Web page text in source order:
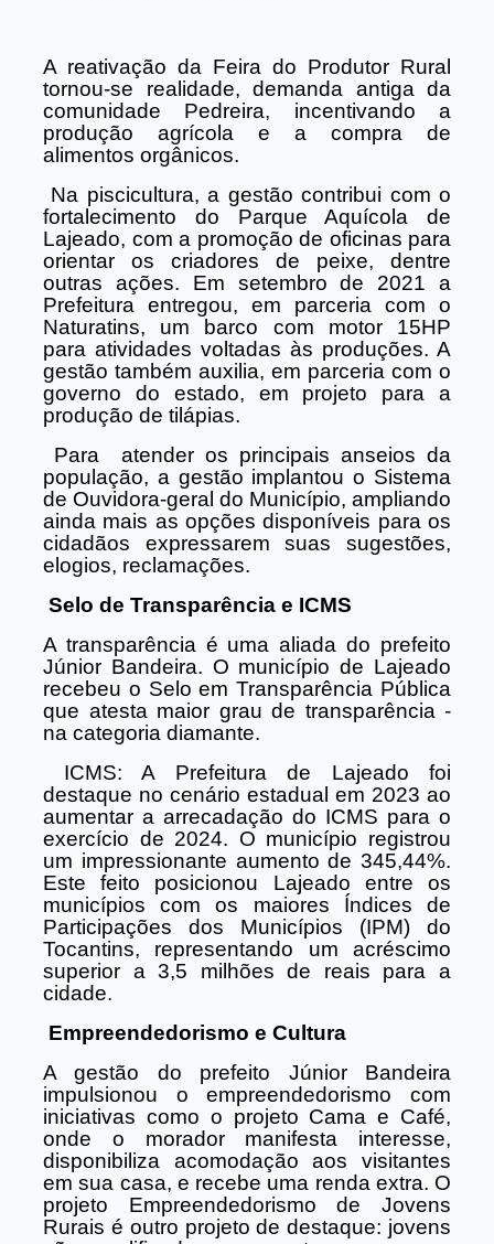
A reativação da Feira do Produtor Rural
tornou-se realidade, demanda antiga da
comunidade Pedreira, incentivando a
produção agrícola e a compra de
alimentos orgânicos.
Na piscicultura, a gestão contribui com o
fortalecimento do Parque Aquícola de
Lajeado, com a promoção de oficinas para
orientar os criadores de peixe, dentre
outras ações. Em setembro de 2021 a
Prefeitura entregou, em parceria com o
Naturatins, um barco com motor 15HP
para atividades voltadas às produções. A
gestão também auxilia, em parceria com o
governo do estado, em projeto para a
produção de tilápias.
Para
atender os principais anseios da
população, a gestão implantou o Sistema
de Ouvidora-geral do Município, ampliando
ainda mais as opções disponíveis para os
cidadãos expressarem suas sugestões,
elogios, reclamações.
Selo de Transparência e ICMS
A transparência é uma aliada do prefeito
Júnior Bandeira. O município de Lajeado
recebeu o Selo em Transparência Pública
que atesta maior grau de transparência -
na categoria diamante.
ICMS: A Prefeitura de Lajeado foi
destaque no cenário estadual em 2023 ao
aumentar a arrecadação do ICMS para o
exercício de 2024. O município registrou
um impressionante aumento de 345,44%.
Este feito posicionou Lajeado entre os
municípios com os maiores Índices de
Participações dos Municípios (IPM) do
Tocantins, representando um acréscimo
superior a 3,5 milhões de reais para a
cidade.
Empreendedorismo e Cultura
A gestão do prefeito Júnior Bandeira
impulsionou o empreendedorismo com
iniciativas como o projeto Cama e Café,
onde o morador manifesta interesse,
disponibiliza acomodação aos visitantes
em sua casa, e recebe uma renda extra. O
projeto Empreendedorismo de Jovens
Rurais é outro projeto de destaque: jovens